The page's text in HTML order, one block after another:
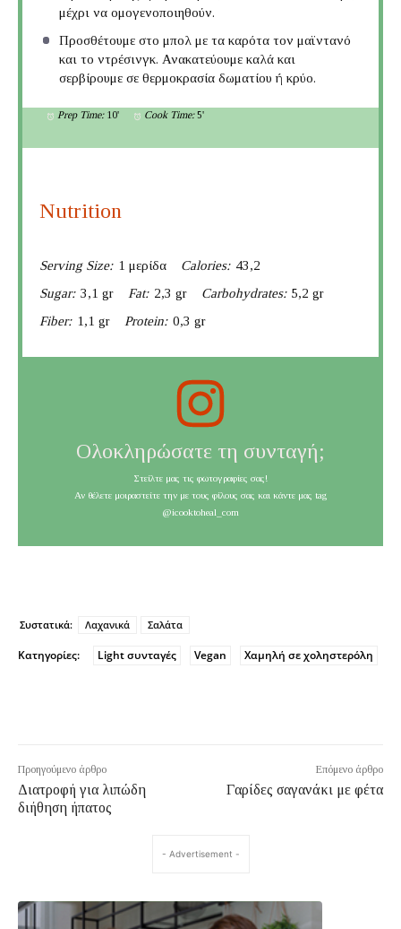
μέχρι να ομογενοποιηθούν.
Προσθέτουμε στο μπολ με τα καρότα τον μαϊντανό
και το ντρέσινγκ. Ανακατεύουμε καλά και
σερβίρουμε σε θερμοκρασία δωματίου ή κρύο.
Prep Time: 10' Cook Time: 5'
Nutrition
Serving Size: 1 μερίδα Calories: 43,2
Sugar: 3,1 gr Fat: 2,3 gr Carbohydrates: 5,2 gr
Fiber: 1,1 gr Protein: 0,3 gr
Ολοκληρώσατε τη συνταγή;
Στείλτε μας τις φωτογραφίες σας!
Αν θέλετε μοιραστείτε την με τους φίλους σας και κάντε μας tag
@icooktoheal_com
Συστατικά: Λαχανικά Σαλάτα
Κατηγορίες: Light συνταγές Vegan Χαμηλή σε χοληστερόλη
Προηγούμενο άρθρο
Διατροφή για λιπώδη
διήθηση ήπατος
Επόμενο άρθρο
Γαρίδες σαγανάκι με φέτα
- Advertisement -